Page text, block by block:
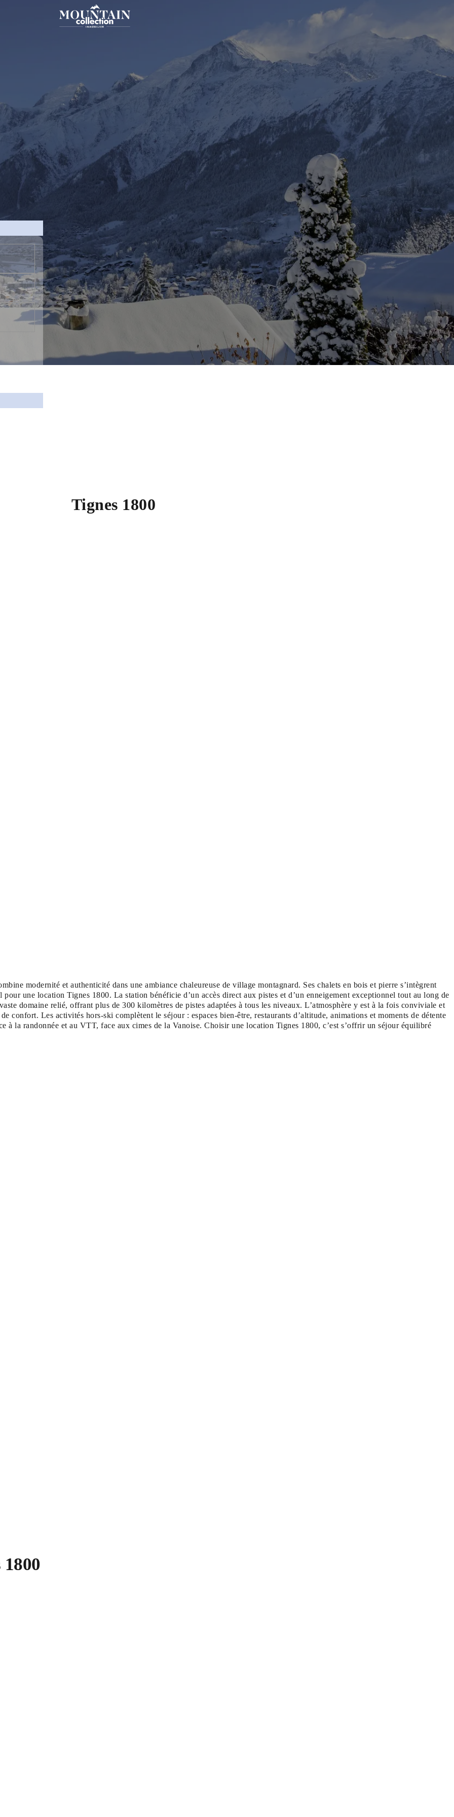
Tignes 1800
modernité et authenticité dans une ambiance chaleureuse de village montagnard. Ses chalets en bois et pierre s’intègrent
une location Tignes 1800. La station bénéficie d’un accès direct aux pistes et d’un enneigement exceptionnel tout au long de
domaine relié, offrant plus de 300 kilomètres de pistes adaptées à tous les niveaux. L’atmosphère y est à la fois conviviale et
confort. Les activités hors-ski complètent le séjour : espaces bien-être, restaurants d’altitude, animations et moments de détente
à la randonnée et au VTT, face aux cimes de la Vanoise. Choisir une location Tignes 1800, c’est s’offrir un séjour équilibré
1800